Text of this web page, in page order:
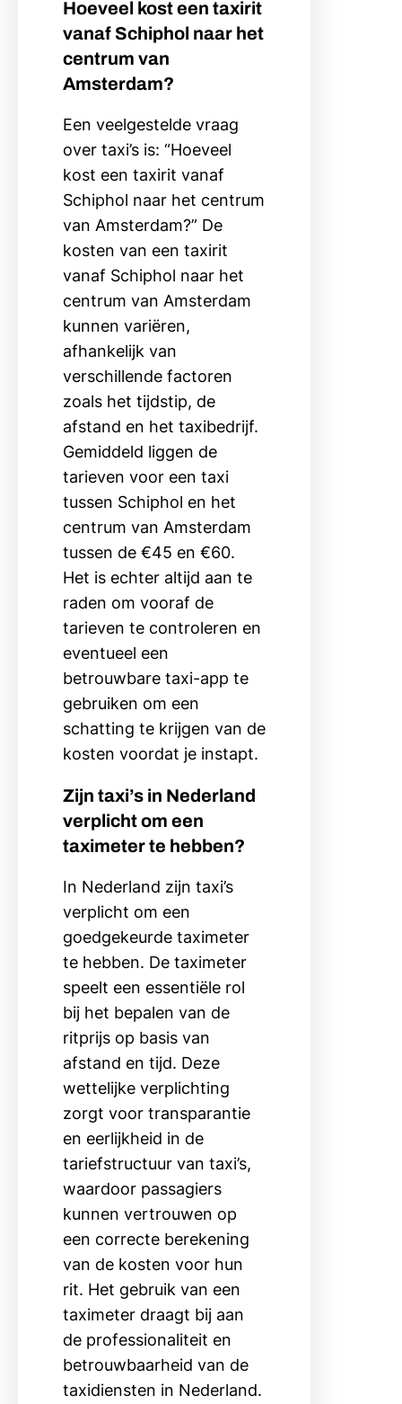
Hoeveel kost een taxirit
vanaf Schiphol naar het
centrum van
Amsterdam?
Een veelgestelde vraag
over taxi’s is: “Hoeveel
kost een taxirit vanaf
Schiphol naar het centrum
van Amsterdam?” De
kosten van een taxirit
vanaf Schiphol naar het
centrum van Amsterdam
kunnen variëren,
afhankelijk van
verschillende factoren
zoals het tijdstip, de
afstand en het taxibedrijf.
Gemiddeld liggen de
tarieven voor een taxi
tussen Schiphol en het
centrum van Amsterdam
tussen de €45 en €60.
Het is echter altijd aan te
raden om vooraf de
tarieven te controleren en
eventueel een
betrouwbare taxi-app te
gebruiken om een
schatting te krijgen van de
kosten voordat je instapt.
Zijn taxi’s in Nederland
verplicht om een
taximeter te hebben?
In Nederland zijn taxi’s
verplicht om een
goedgekeurde taximeter
te hebben. De taximeter
speelt een essentiële rol
bij het bepalen van de
ritprijs op basis van
afstand en tijd. Deze
wettelijke verplichting
zorgt voor transparantie
en eerlijkheid in de
tariefstructuur van taxi’s,
waardoor passagiers
kunnen vertrouwen op
een correcte berekening
van de kosten voor hun
rit. Het gebruik van een
taximeter draagt bij aan
de professionaliteit en
betrouwbaarheid van de
taxidiensten in Nederland.